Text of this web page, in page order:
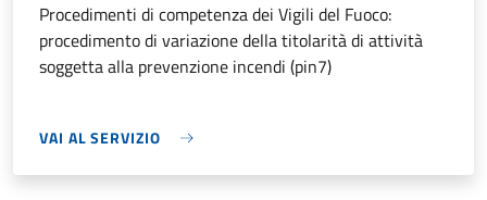
Procedimenti di competenza dei Vigili del Fuoco:
procedimento di variazione della titolarità di attività
soggetta alla prevenzione incendi (pin7)
VAI AL SERVIZIO